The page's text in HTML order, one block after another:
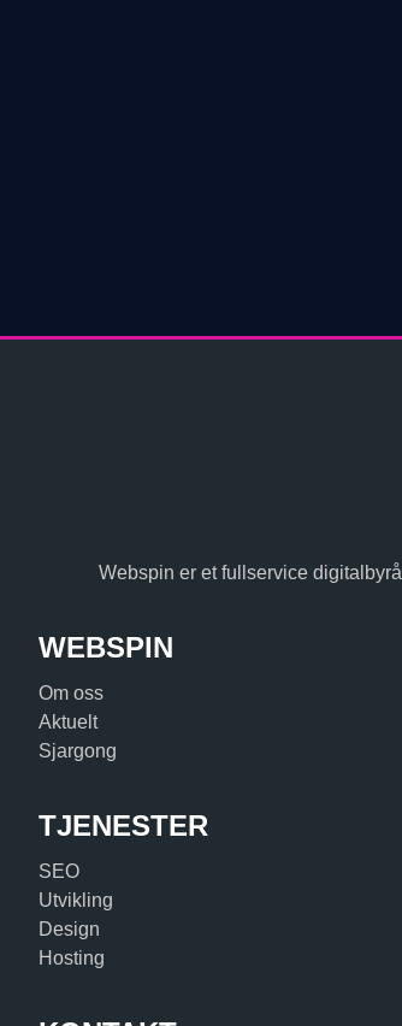
Webspin er et fullservice
WEBSPIN
Om oss
Aktuelt
Sjargong
TJENESTER
SEO
Utvikling
Design
Hosting